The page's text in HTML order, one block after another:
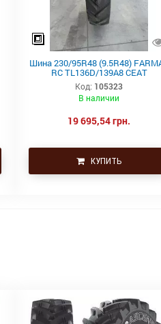
Шина 230/95R48 (9.5R48)
RC TL136D/139A8 CEAT
Код: 105323
В наличии
19 695,54 грн.
КУПИТЬ